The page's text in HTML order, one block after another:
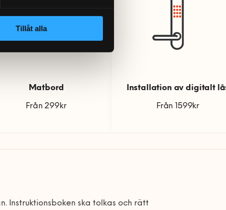
Tillåt alla
Matbord
Från 299kr
Installation av digitalt
Från 1599kr
Instruktionsboken ska tolkas och rätt